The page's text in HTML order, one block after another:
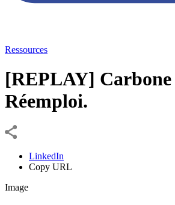
Ressources
[REPLAY] Carbone
Réemploi.
LinkedIn
Copy URL
Image